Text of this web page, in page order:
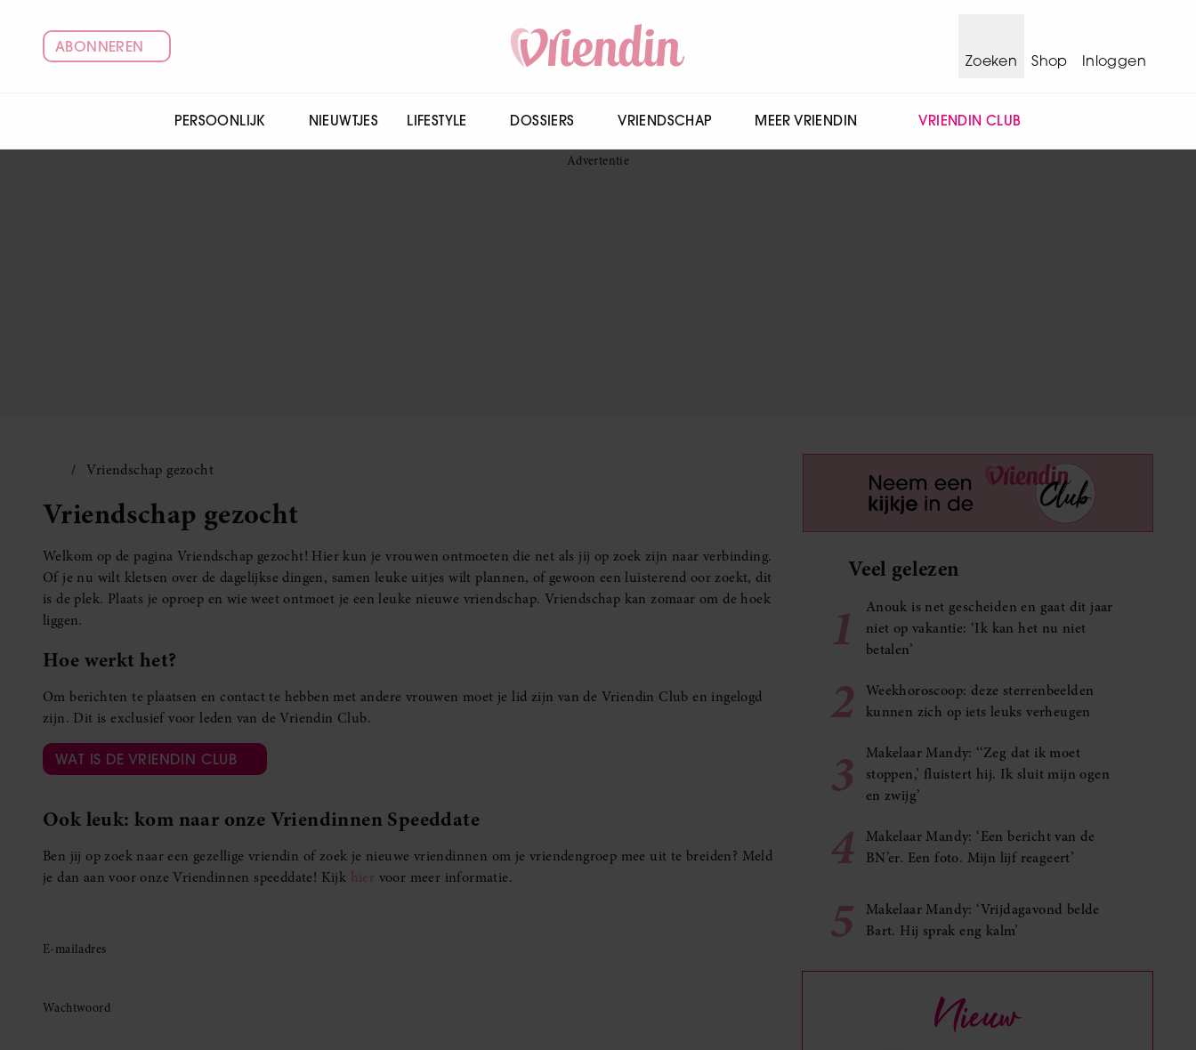
ABONNEREN
Zoeken
Shop Inloggen
PERSOONLIJK NIEUWTJES LIFESTYLE DOSSIERS VRIENDSCHAP MEER VRIENDIN VRIENDIN CLUB
Vriendschap gezocht
Vriendschap gezocht
Welkom op de pagina Vriendschap gezocht! Hier kun je vrouwen ontmoeten die net als jij op zoek zijn naar verbinding.
Of je nu wilt kletsen over de dagelijkse dingen, samen leuke uitjes wilt plannen, of gewoon een luisterend oor zoekt, dit
is de plek. Plaats je oproep en wie weet ontmoet je een leuke nieuwe vriendschap. Vriendschap kan zomaar om de hoek
liggen.
Hoe werkt het?
Om berichten te plaatsen en contact te hebben met andere vrouwen moet je lid zijn van de Vriendin Club en ingelogd
zijn. Dit is exclusief voor leden van de Vriendin Club.
WAT IS DE VRIENDIN CLUB
Ook leuk: kom naar onze Vriendinnen Speeddate
Ben jij op zoek naar een gezellige vriendin of zoek je nieuwe vriendinnen om je vriendengroep mee uit te breiden? Meld
je dan aan voor onze Vriendinnen speeddate! Kijk hier voor meer informatie.
E-mailadres
Wachtwoord
Veel gelezen
1
Anouk is net gescheiden en gaat dit jaar
niet op vakantie: ‘Ik kan het nu niet
betalen’
2
Weekhoroscoop: deze sterrenbeelden
kunnen zich op iets leuks verheugen
3
Makelaar Mandy: ‘‘Zeg dat ik moet
stoppen,’ fluistert hij. Ik sluit mijn ogen
en zwijg’
4
Makelaar Mandy: ‘Een bericht van de
BN’er. Een foto. Mijn lijf reageert’
5
Makelaar Mandy: ‘Vrijdagavond belde
Bart. Hij sprak eng kalm’
Nieuw